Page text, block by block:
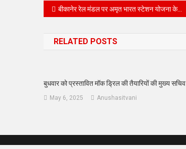
Post
बीकानेर रेल मंडल पर अमृत भारत स्टेशन योजना के अंतर्गत 15 स्टेशनों के आलावा,07 स्टेशनों के पुनर्विकास का कार्य शीघ्र होगा शुरू*
RELATED POSTS
बुधवार को प्रस्तावित मॉक ड्रिल की तैयारियों की मुख्य सचिव
May 6, 2025 Anushasitvani